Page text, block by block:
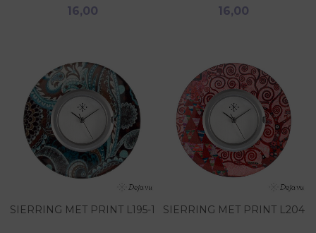
16,00 16,00
SIERRING MET PRINT L195-1 SIERRING MET PRINT L204